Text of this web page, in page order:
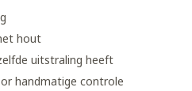
hout
uitstraling heeft
handmatige controle